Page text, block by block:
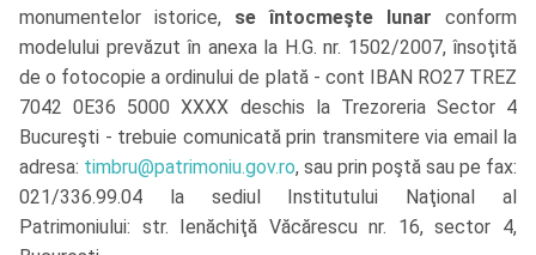
monumentelor istorice, se întocmeşte lunar conform
modelului prevăzut în anexa la H.G. nr. 1502/2007, însoţită
de o fotocopie a ordinului de plată - cont IBAN RO27 TREZ
7042 0E36 5000 XXXX deschis la Trezoreria Sector 4
Bucureşti - trebuie comunicată prin transmitere via email la
adresa: timbru@patrimoniu.gov.ro, sau prin poştă sau pe fax:
021/336.99.04 la sediul Institutului Naţional al
Patrimoniului: str. Ienăchiţă Văcărescu nr. 16, sector 4,